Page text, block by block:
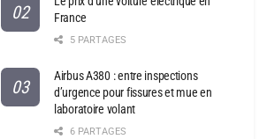
France
5 PARTAGES
Airbus A380 : entre inspections
d’urgence pour fissures et mue en
laboratoire volant
6 PARTAGES